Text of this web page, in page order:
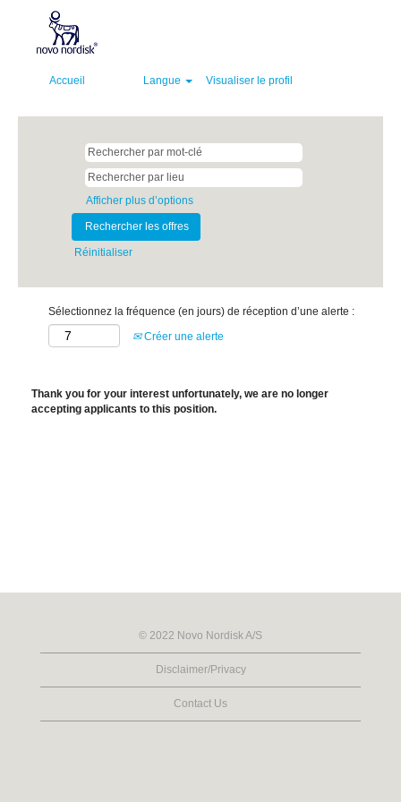
Accueil Langue Visualiser le profil
Afficher plus d’options
Réinitialiser
Sélectionnez la fréquence (en jours) de réception d’une alerte :
Créer une alerte
Thank you for your interest unfortunately, we are no longer
accepting applicants to this position.
© 2022 Novo Nordisk A/S
Disclaimer/Privacy
Contact Us